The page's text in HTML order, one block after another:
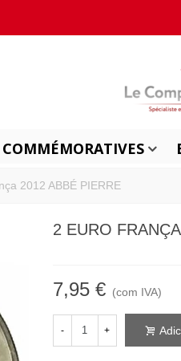
2012 ABBÉ PIERRE
2 EURO
7,95 € (com IVA)
- +